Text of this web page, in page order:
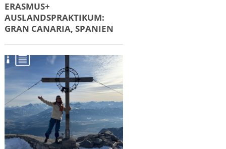
ERASMUS+
AUSLANDSPRAKTIKUM:
GRAN CANARIA, SPANIEN